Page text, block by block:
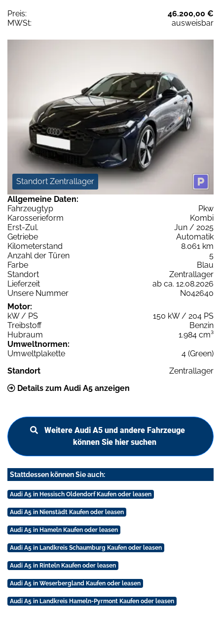
Preis:
46.200,00 €
MWSt:
ausweisbar
Standort Zentrallager
Allgemeine Daten:
Fahrzeugtyp
Pkw
Karosserieform
Kombi
Erst-Zul.
Jun / 2025
Getriebe
Automatik
Kilometerstand
8.061 km
Anzahl der Türen
5
Farbe
Blau
Standort
Zentrallager
Lieferzeit
ab ca. 12.08.2026
Unsere Nummer
N042640
Motor:
kW / PS
150 kW / 204 PS
Treibstoff
Benzin
Hubraum
1.984 cm³
Umweltnormen:
Umweltplakette
4 (Green)
Standort
Zentrallager
Details zum Audi A5 anzeigen
Weitere Audi A5 und andere Fahrzeuge
können Sie hier suchen
Stattdessen können Sie auch:
Audi A5 in Hessisch Oldendorf Kaufen oder leasen
Audi A5 in Nienstädt Kaufen oder leasen
Audi A5 in Hameln Kaufen oder leasen
Audi A5 in Landkreis Schaumburg Kaufen oder leasen
Audi A5 in Rinteln Kaufen oder leasen
Audi A5 in Weserbergland Kaufen oder leasen
Audi A5 in Landkreis Hameln-Pyrmont Kaufen oder leasen